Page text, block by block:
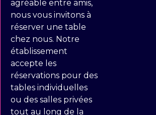
agréable entre amis,
nous vous invitons à
réserver une table
chez nous. Notre
établissement
accepte les
réservations pour des
tables individuelles
ou des salles privées
tout au long de la